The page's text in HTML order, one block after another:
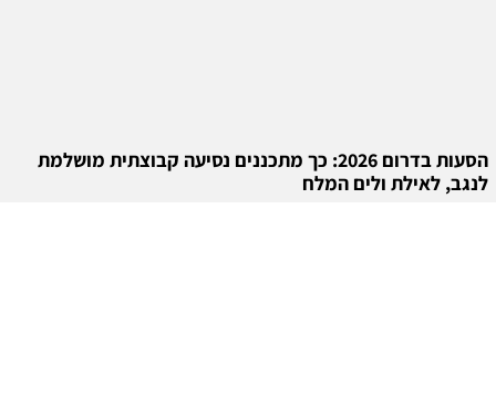
הסעות בדרום 2026: כך מתכננים נסיעה קבוצתית מושלמת
לנגב, לאילת ולים המלח